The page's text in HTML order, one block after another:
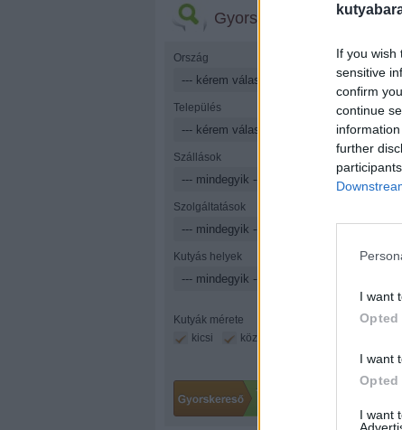
If you wish
sensitive
confirm
continue
further
I want
Opted
I want
Opted
I want
Gyorskereső
Ország
Település
Szállások
Szolgáltatások
Kutyás helyek
Kutyák mérete
kicsi
közepes